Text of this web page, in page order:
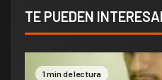
TE PUEDEN
1 min de lectura